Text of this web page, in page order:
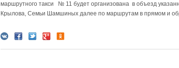
маршрутного такси № 11 будет организована в объезд
Крылова, Семьи Шамшиных далее по маршрутам в прямом и